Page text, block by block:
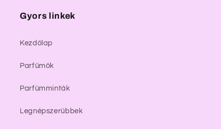
Gyors linkek
Kezdőlap
Parfümök
Parfümminták
Legnépszerűbbek